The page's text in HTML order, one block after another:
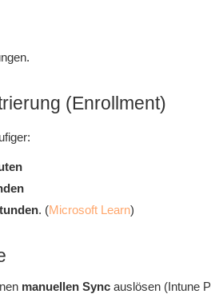
(Enrollment)
. (Microsoft Learn)
manuellen Syncauslösen (Intune